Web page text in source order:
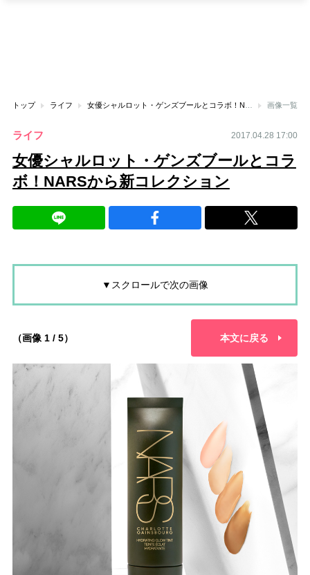
トップ ライフ 画像一覧
ライフ 2017.04.28 17:00
女優シャルロット・ゲンズブールとコラ
ボ！NARSから新コレクション
▼スクロールで次の画像
（画像 1 / 5） 本文に戻る